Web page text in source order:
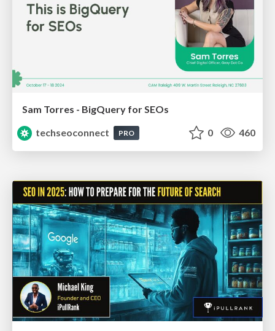
Sam Torres - BigQuery for SEOs
techseoconnect
PRO 0 460